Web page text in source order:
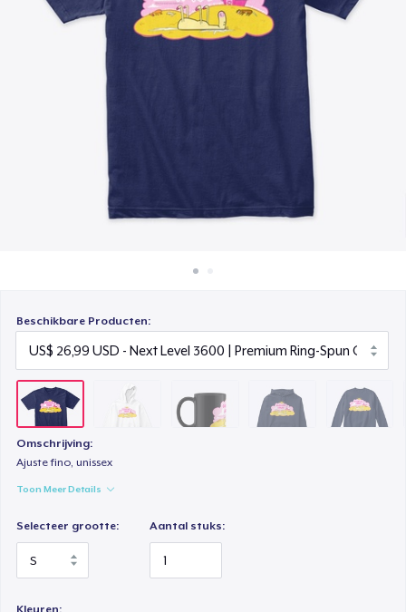
Verkoop overal
Beschikbare Producten:
Omschrijving:
Ajuste fino, unissex
Toon Meer Details
Selecteer grootte: Aantal stuks:
Kleuren:
Black Mug
US$ 16,99
US$ 29,99
US$ 24,99
Women's Comfort Tee
US$ 25,99
US$ 19,99
US$ 20,99